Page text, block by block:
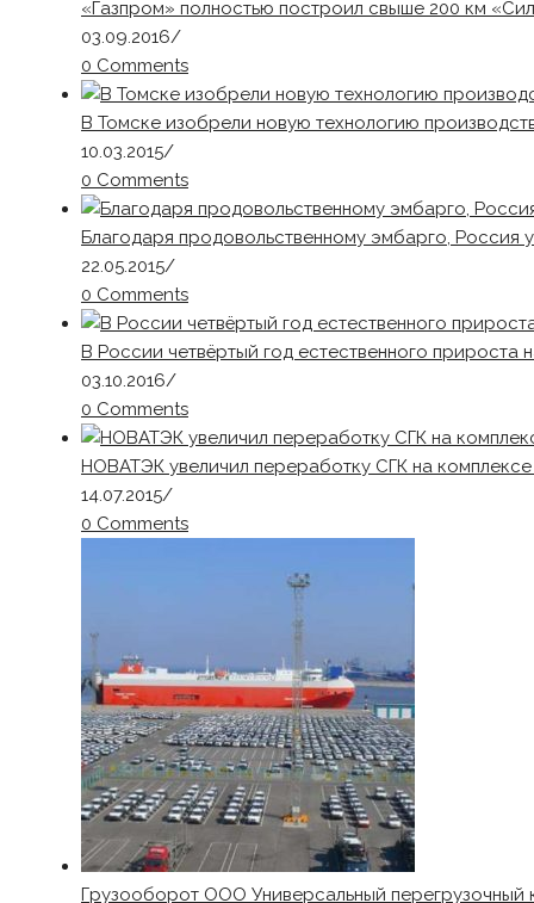
«Газпром» полностью построил свыше 200 км
03.09.2016/
0 Comments
В Томске изобрели новую технологию
10.03.2015/
0 Comments
Благодаря продовольственному эмбарго, Россия
22.05.2015/
0 Comments
В России четвёртый год естественного прироста
03.10.2016/
0 Comments
НОВАТЭК увеличил переработку СГК на комплексе
14.07.2015/
0 Comments
Грузооборот ООО Универсальный перегрузочный